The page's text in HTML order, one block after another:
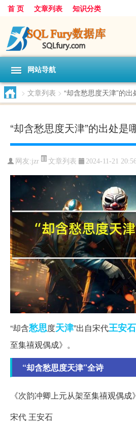
首 页 文章列表 知识分类
网站导航
> 文章列表 > “却含愁思度天津”的出
“却含愁思度天津”的出处是
网友:jzr 文章列表 2024-11-21
“却含愁思度天津”出自宋代王安石
至集禧观偶成》。
“却含愁思度天津”全诗
《次韵冲卿上元从架至集禧观偶成》
宋代 王安石